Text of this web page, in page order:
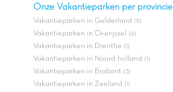
Onze Vakantieparken per provincie
Vakantieparken in Gelderland (8)
Vakantieparken in Overijssel (6)
Vakantieparken in Drenthe (1)
Vakantieparken in Noord-holland (1)
Vakantieparken in Brabant (3)
Vakantieparken in Zeeland (1)